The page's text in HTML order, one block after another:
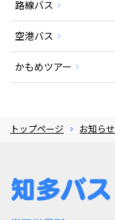
路線バス
空港バス
かもめツアー
トップページ お知らせ